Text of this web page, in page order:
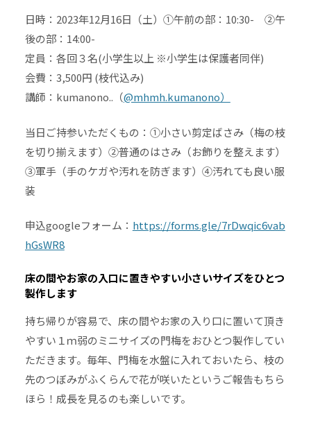
日時：2023年12月16日（土）①午前の部：10:30- ②午
後の部：14:00-
定員：各回３名(小学生以上 ※小学生は保護者同伴)
会費：3,500円 (枝代込み)
講師：kumanono..（@mhmh.kumanono）
当日ご持参いただくもの：①小さい剪定ばさみ（梅の枝
を切り揃えます）②普通のはさみ（お飾りを整えます）
③軍手（手のケガや汚れを防ぎます）④汚れても良い服
装
申込googleフォーム： https://forms.gle/7rDwqic6vab
hGsWR8
床の間やお家の入口に置きやすい小さいサイズをひとつ
製作します
持ち帰りが容易で、床の間やお家の入り口に置いて頂き
やすい１ｍ弱のミニサイズの門梅をおひとつ製作してい
ただきます。毎年、門梅を水盤に入れておいたら、枝の
先のつぼみがふくらんで花が咲いたというご報告もちら
ほら！成長を見るのも楽しいです。